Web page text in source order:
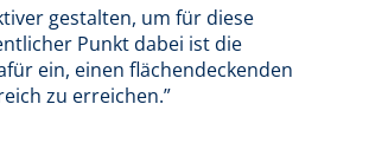
gestalten, um für diese
Punkt dabei ist die
ein, einen flächendeckenden
zu erreichen.”